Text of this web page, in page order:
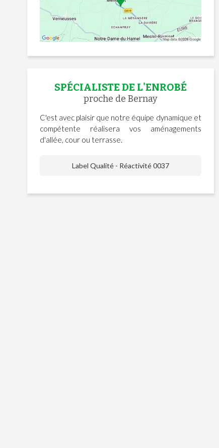
SPÉCIALISTE DE L'ENROBÉ
proche de Bernay
C'est avec plaisir que notre équipe dynamique et
compétente réalisera vos aménagements
d'allée, cour ou terrasse.
Label Qualité - Réactivité 0037